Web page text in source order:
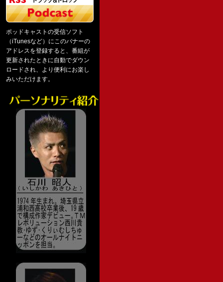
ポッドキャストの受信ソフト
（iTunesなど）にこのバナーの
アドレスを登録すると、番組が
更新されたときに自動でダウン
ロードされ、より便利にお楽し
みいただけます。